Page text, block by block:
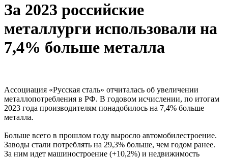
За 2023 российские
металлурги использовали на
7,4% больше металла
Ассоциация «Русская сталь» отчиталась об увеличении
металлопотребления в РФ. В годовом исчислении, по итогам
2023 года производителям понадобилось на 7,4% больше
металла.
Больше всего в прошлом году выросло автомобилестроение.
Заводы стали потреблять на 29,3% больше, чем годом ранее.
За ним идет машиностроение (+10,2%) и недвижимость